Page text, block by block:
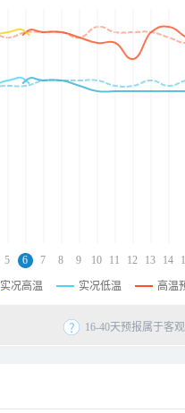
5 6 7 8 9 10 11 12 13 14
实况高温 实况低温 高温
16-40天预报属于客